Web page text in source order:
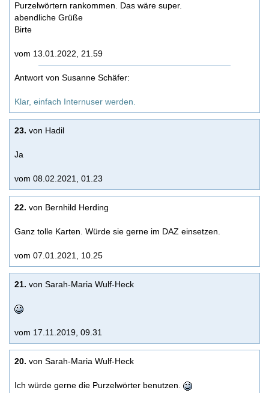
Purzelwörtern rankommen. Das wäre super.
abendliche Grüße
Birte
vom 13.01.2022, 21.59
Antwort von Susanne Schäfer:
Klar, einfach Internuser werden.
23. von Hadil
Ja
vom 08.02.2021, 01.23
22. von Bernhild Herding
Ganz tolle Karten. Würde sie gerne im DAZ einsetzen.
vom 07.01.2021, 10.25
21. von Sarah-Maria Wulf-Heck
vom 17.11.2019, 09.31
20. von Sarah-Maria Wulf-Heck
Ich würde gerne die Purzelwörter benutzen.